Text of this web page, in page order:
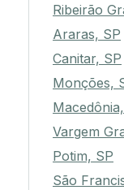
Ribeirão
Araras, SP
Canitar, SP
Monções,
Vargem
Potim, SP
São